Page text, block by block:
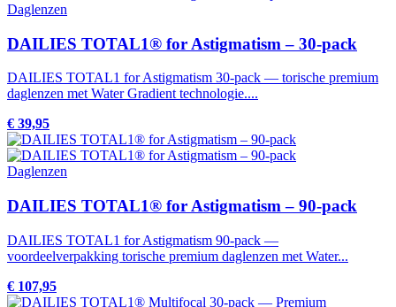
Daglenzen
DAILIES TOTAL1® for Astigmatism – 30-pack
DAILIES TOTAL1 for Astigmatism 30-pack — torische premium
daglenzen met Water Gradient technologie....
€ 39,95
Daglenzen
DAILIES TOTAL1® for Astigmatism – 90-pack
DAILIES TOTAL1 for Astigmatism 90-pack —
voordeelverpakking torische premium daglenzen met Water...
€ 107,95